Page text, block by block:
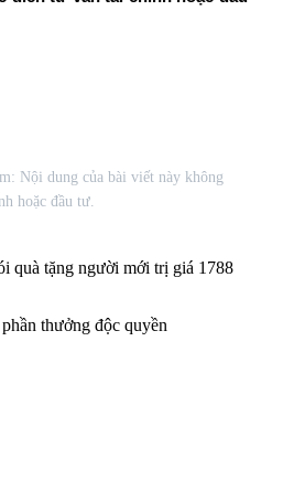
Nội dung của bài viết này không
hoặc đầu tư.
quà tặng người mới trị giá 1788
thưởng độc quyền